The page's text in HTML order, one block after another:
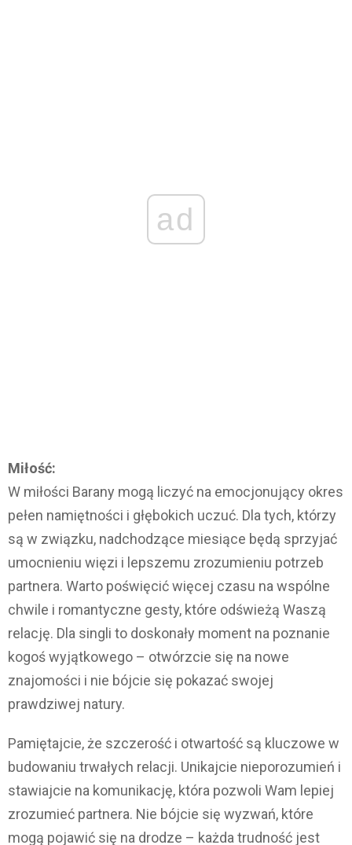
ad
Miłość:
W miłości Barany mogą liczyć na emocjonujący okres
pełen namiętności i głębokich uczuć. Dla tych, którzy
są w związku, nadchodzące miesiące będą sprzyjać
umocnieniu więzi i lepszemu zrozumieniu potrzeb
partnera. Warto poświęcić więcej czasu na wspólne
chwile i romantyczne gesty, które odświeżą Waszą
relację. Dla singli to doskonały moment na poznanie
kogoś wyjątkowego – otwórzcie się na nowe
znajomości i nie bójcie się pokazać swojej
prawdziwej natury.
Pamiętajcie, że szczerość i otwartość są kluczowe w
budowaniu trwałych relacji. Unikajcie nieporozumień i
stawiajcie na komunikację, która pozwoli Wam lepiej
zrozumieć partnera. Nie bójcie się wyzwań, które
mogą pojawić się na drodze – każda trudność jest